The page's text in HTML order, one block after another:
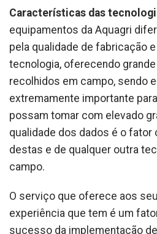
Características das
equipamentos da Aquagri
pela qualidade de fabricação
tecnologia, oferecendo
recolhidos em campo, sendo
extremamente importante
possam tomar com elevado
qualidade dos dados é o fator
destas e de qualquer outra
campo.
O serviço que oferece aos
experiência que tem é um
sucesso da implementação